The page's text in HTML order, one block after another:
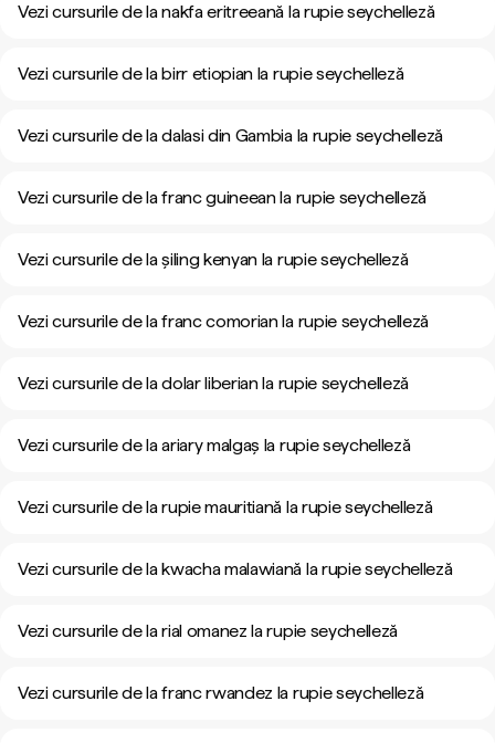
Vezi cursurile de la nakfa eritreeană la rupie seychelleză
Vezi cursurile de la birr etiopian la rupie seychelleză
Vezi cursurile de la dalasi din Gambia la rupie seychelleză
Vezi cursurile de la franc guineean la rupie seychelleză
Vezi cursurile de la șiling kenyan la rupie seychelleză
Vezi cursurile de la franc comorian la rupie seychelleză
Vezi cursurile de la dolar liberian la rupie seychelleză
Vezi cursurile de la ariary malgaș la rupie seychelleză
Vezi cursurile de la rupie mauritiană la rupie seychelleză
Vezi cursurile de la kwacha malawiană la rupie seychelleză
Vezi cursurile de la rial omanez la rupie seychelleză
Vezi cursurile de la franc rwandez la rupie seychelleză